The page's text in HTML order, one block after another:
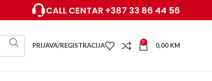
CALL CENTAR +387 33 86 44 56
PRIJAVA/REGISTRACIJA 0 0,00 KM